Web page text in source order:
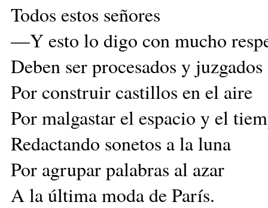
Todos estos señores
—Y esto lo digo con mucho
Deben ser procesados y juzgados
Por construir castillos en el aire
Por malgastar el espacio y el
Redactando sonetos a la luna
Por agrupar palabras al azar
A la última moda de París.